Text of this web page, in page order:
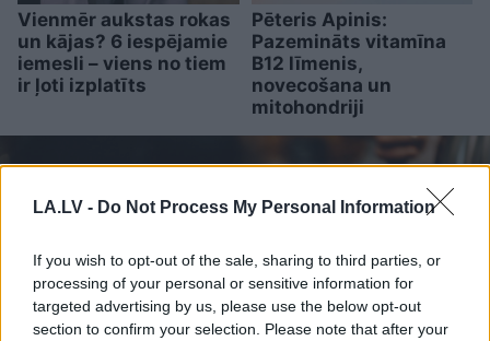
LA.LV - Do Not Process My Personal Information
If you wish to opt-out of the sale, sharing to third parties, or
processing of your personal or sensitive information for
targeted advertising by us, please use the below opt-out
section to confirm your selection. Please note that after your
Vienmēr aukstas rokas
un kājas? 6 iespējamie
iemesli – viens no tiem
ir ļoti izplatīts
Pēteris Apinis:
Pazemināts vitamīna
B12 līmenis,
novecošana un
mitohondriji